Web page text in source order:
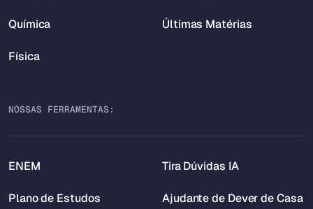
Química
Física
Últimas Matérias
NOSSAS FERRAMENTAS:
ENEM
Plano de Estudos
Tira Dúvidas IA
Ajudante de Dever de Casa